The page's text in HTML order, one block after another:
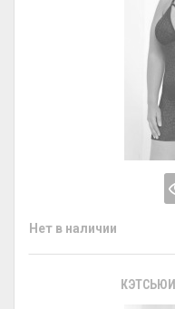
Нет в наличии